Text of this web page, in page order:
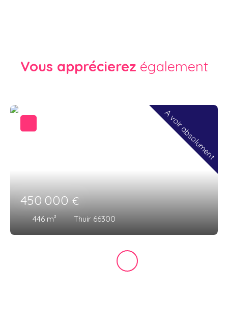
Vous apprécierez également
450 000€
446 m² Thuir 66300
A voir absolument